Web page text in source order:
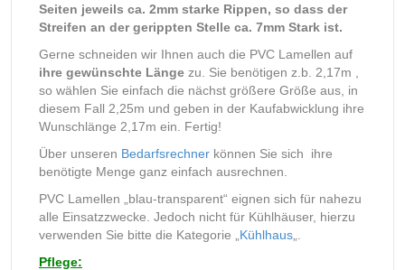
Seiten jeweils ca. 2mm starke Rippen, so dass der
Streifen an der gerippten Stelle ca. 7mm Stark ist.
Gerne schneiden wir Ihnen auch die PVC Lamellen auf
ihre gewünschte Länge zu. Sie benötigen z.b. 2,17m ,
so wählen Sie einfach die nächst größere Größe aus, in
diesem Fall 2,25m und geben in der Kaufabwicklung ihre
Wunschlänge 2,17m ein. Fertig!
Über unseren Bedarfsrechner können Sie sich ihre
benötigte Menge ganz einfach ausrechnen.
PVC Lamellen „blau-transparent“ eignen sich für nahezu
alle Einsatzzwecke. Jedoch nicht für Kühlhäuser, hierzu
verwenden Sie bitte die Kategorie „ Kühlhaus
Pflege: